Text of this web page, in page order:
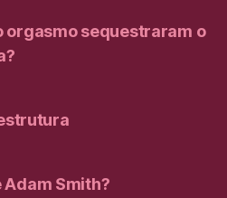
orgasmo sequestraram o
Adam Smith?